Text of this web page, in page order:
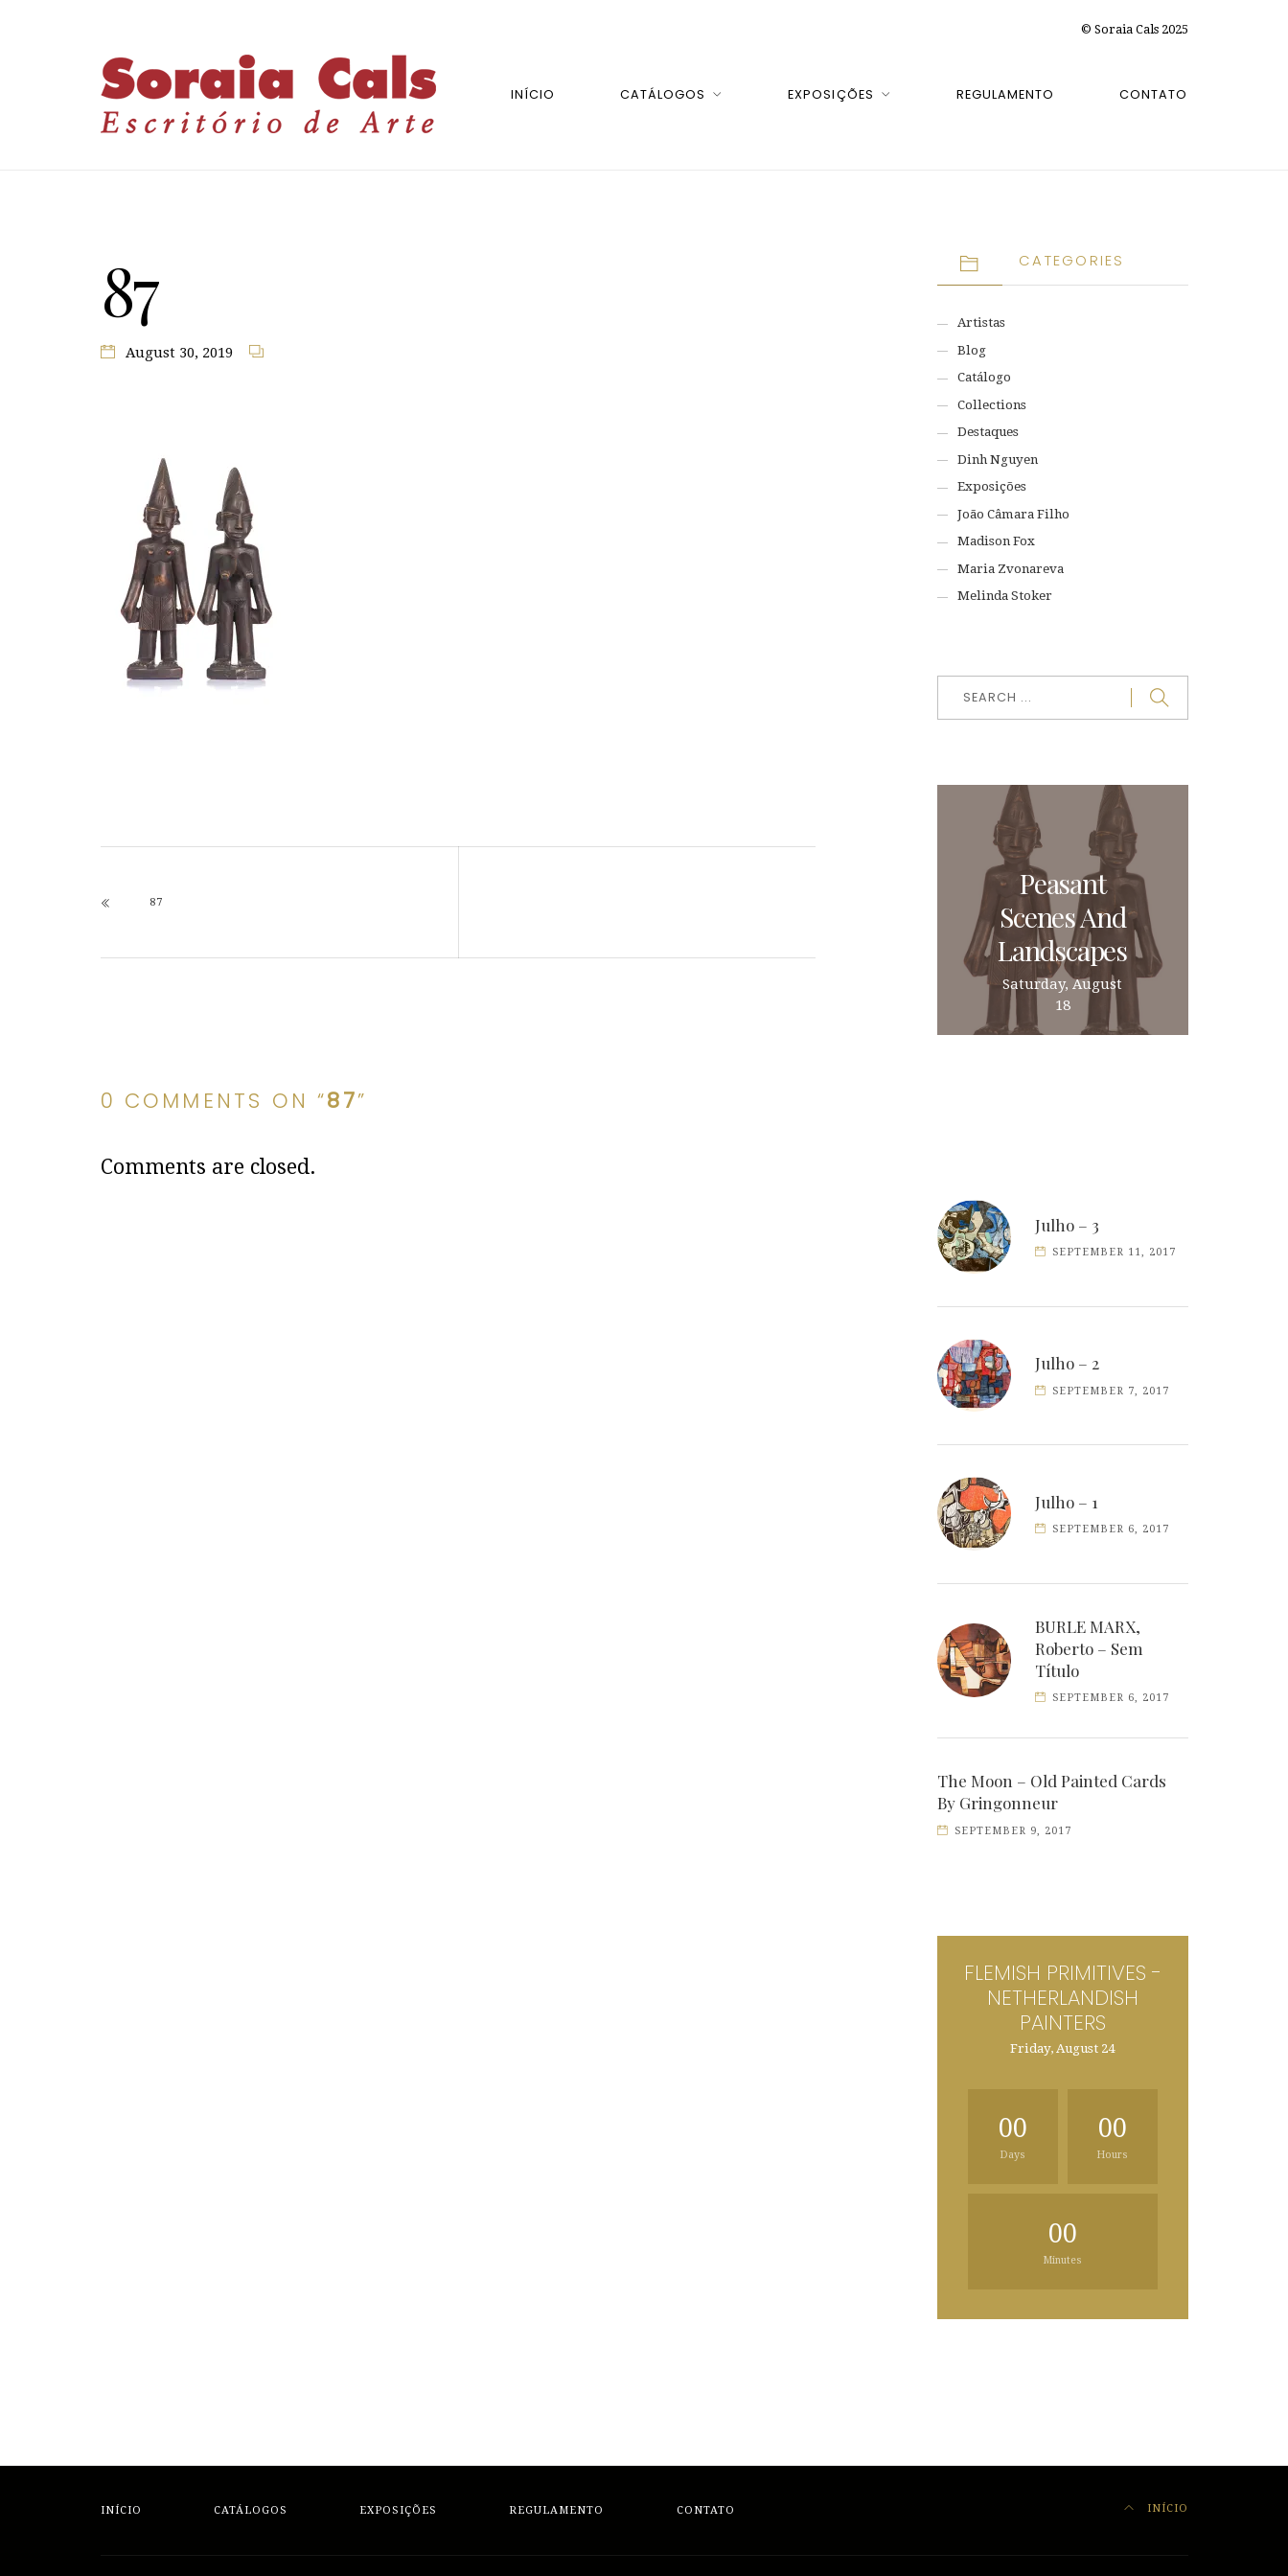
© Soraia Cals 2025
INÍCIO CATÁLOGOS EXPOSIÇÕES REGULAMENTO CONTATO
87
August 30, 2019
87
0 COMMENTS ON “87”
Comments are closed.
CATEGORIES
Artistas
Blog
Catálogo
Collections
Destaques
Dinh Nguyen
Exposições
João Câmara Filho
Madison Fox
Maria Zvonareva
Melinda Stoker
Peasant
Scenes And
Landscapes
Saturday, August
18
Julho – 3
SEPTEMBER 11, 2017
Julho – 2
SEPTEMBER 7, 2017
Julho – 1
SEPTEMBER 6, 2017
BURLE MARX,
Roberto – Sem
Título
SEPTEMBER 6, 2017
The Moon – Old Painted Cards
By Gringonneur
SEPTEMBER 9, 2017
FLEMISH PRIMITIVES -
NETHERLANDISH
PAINTERS
Friday, August 24
00
Days
00
Hours
00
Minutes
INÍCIO CATÁLOGOS EXPOSIÇÕES REGULAMENTO CONTATO INÍCIO